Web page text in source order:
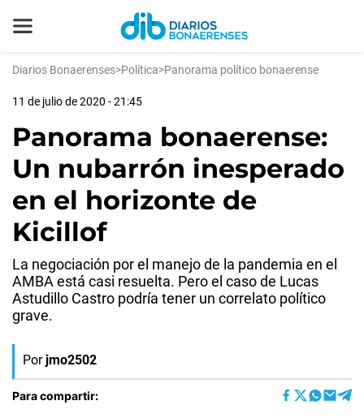
Diarios Bonaerenses>Política>Panorama político bonaerense
11 de julio de 2020 - 21:45
Panorama bonaerense:
Un nubarrón inesperado
en el horizonte de
Kicillof
La negociación por el manejo de la pandemia en el
AMBA está casi resuelta. Pero el caso de Lucas
Astudillo Castro podría tener un correlato político
grave.
Por jmo2502
Para compartir: